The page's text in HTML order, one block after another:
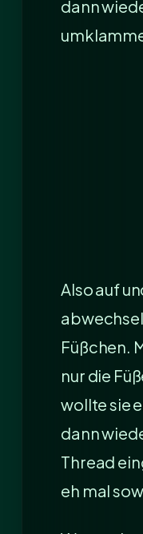
dann
Also auf
Füßchen.
nur die
wollte sie
dann
Thread
eh mal